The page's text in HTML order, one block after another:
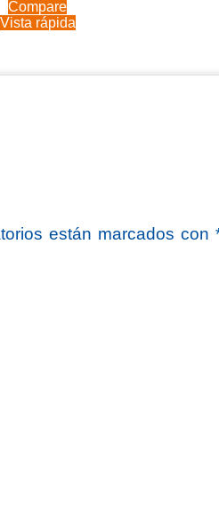
Compare
Vista rápida
están marcados con